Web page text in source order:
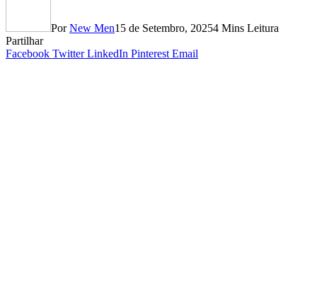
Por New Men15 de Setembro, 20254 Mins Leitura
Partilhar
Facebook Twitter LinkedIn Pinterest Email